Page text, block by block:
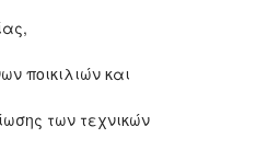
ποικιλιών και
των τεχνικών